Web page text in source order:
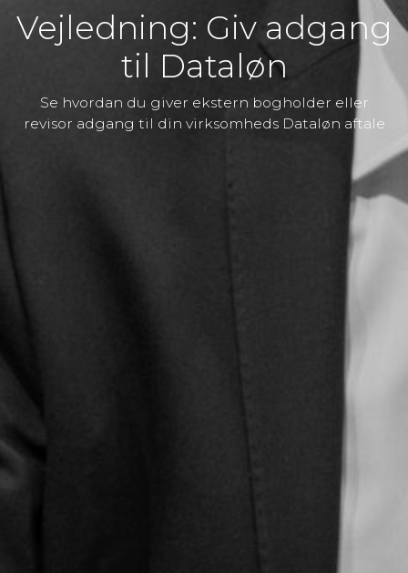
Vejledning: Giv adgang
til Dataløn
Se hvordan du giver ekstern bogholder eller
revisor adgang til din virksomheds Dataløn aftale